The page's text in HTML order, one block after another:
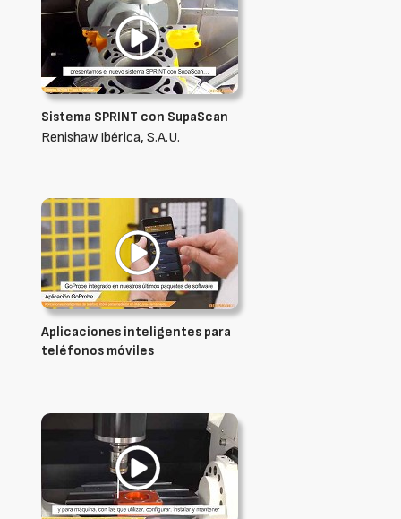
Sistema SPRINT con SupaScan
Renishaw Ibérica, S.A.U.
Aplicaciones inteligentes para
teléfonos móviles